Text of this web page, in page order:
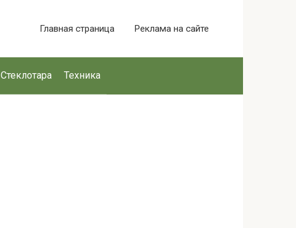
Главная страница Реклама на сайте
Стеклотара Техника